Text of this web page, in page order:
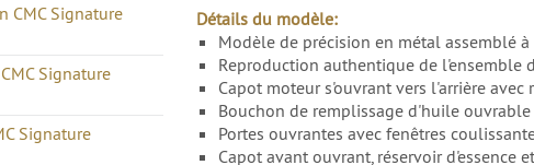
CMC Signature
Signature
Signature
Détails du modèle:
Modèle de précision en métal assemblé
Reproduction authentique de l'ensemble
Capot moteur s'ouvrant vers l'arrière
Bouchon de remplissage d'huile ouvrable
Portes ouvrantes avec fenêtres
Capot avant ouvrant, réservoir d'essence